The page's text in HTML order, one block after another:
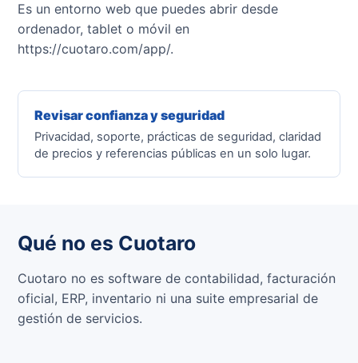
Es un entorno web que puedes abrir desde
ordenador, tablet o móvil en
https://cuotaro.com/app/.
Revisar confianza y seguridad
Privacidad, soporte, prácticas de seguridad, claridad
de precios y referencias públicas en un solo lugar.
Qué no es Cuotaro
Cuotaro no es software de contabilidad, facturación
oficial, ERP, inventario ni una suite empresarial de
gestión de servicios.